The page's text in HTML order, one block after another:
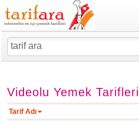
Videolu Yemek Tarifleri
Tarif Adı